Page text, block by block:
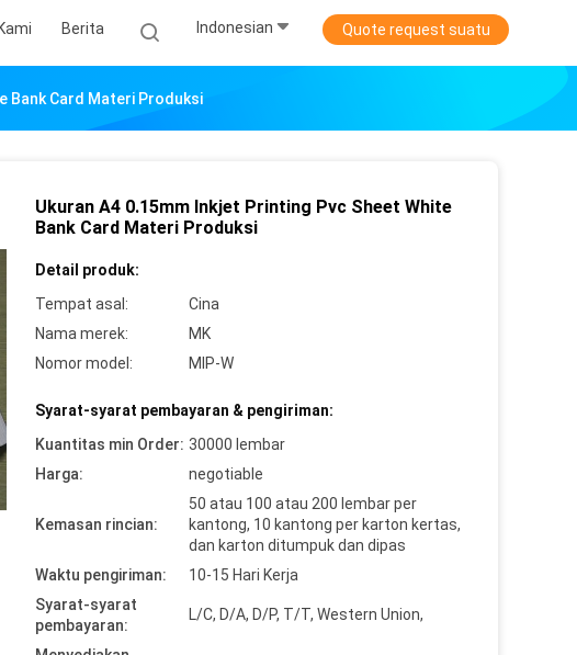
Berita Indonesian Quote request suatu
Bank Card Materi Produksi
Ukuran A4 0.15mm Inkjet Printing Pvc Sheet White
Bank Card Materi Produksi
Detail produk:
Tempat asal:
Cina
Nama merek:
MK
Nomor model:
MIP-W
Syarat-syarat pembayaran & pengiriman:
Kuantitas min Order: 30000 lembar
Harga:
negotiable
Kemasan rincian:
50 atau 100 atau 200 lembar per
kantong, 10 kantong per karton kertas,
dan karton ditumpuk dan dipas
Waktu pengiriman:
10-15 Hari Kerja
Syarat-syarat
pembayaran:
L/C, D/A, D/P, T/T, Western Union,